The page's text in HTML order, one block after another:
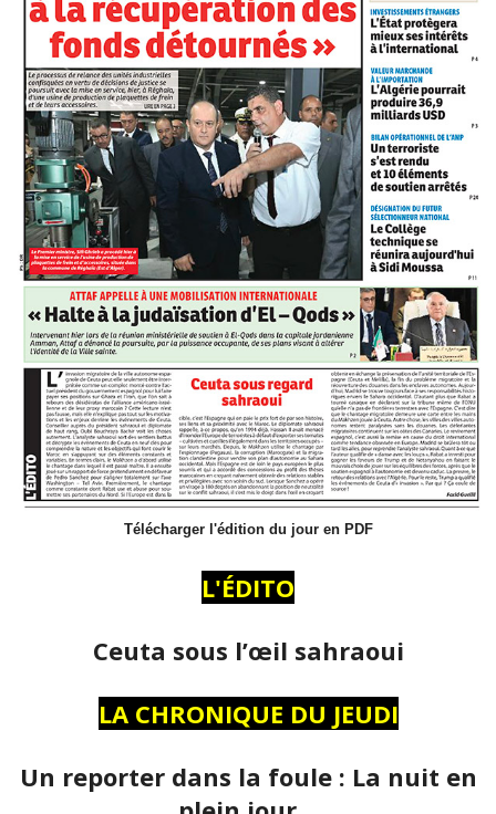
Télécharger l'édition du jour en PDF
L'ÉDITO
Ceuta sous l’œil sahraoui
LA CHRONIQUE DU JEUDI
Un reporter dans la foule : La nuit en